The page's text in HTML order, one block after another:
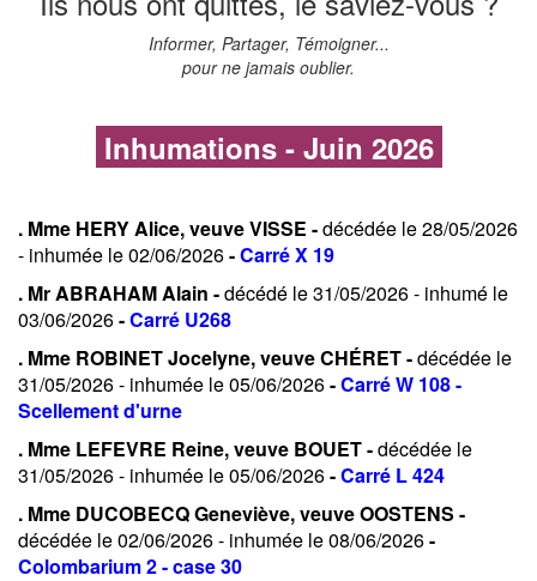
Informer, Partager, Témoigner...
pour ne jamais oublier.
Inhumations - Juin 2026
. Mme HERY Alice, veuve VISSE -décédée le 28/05/2026
- inhumée le 02/06/2026-Carré X 19
. Mr ABRAHAM Alain -décédé le 31/05/2026 - inhumé le
03/06/2026-Carré U268
. Mme ROBINET Jocelyne, veuve CHÉRET -décédée le
31/05/2026 - inhumée le 05/06/2026-Carré W 108 -
Scellement d'urne
. Mme LEFEVRE Reine, veuve BOUET -décédée le
31/05/2026 - inhumée le 05/06/2026-Carré L 424
. Mme DUCOBECQ Geneviève, veuve OOSTENS -
décédée le 02/06/2026 - inhumée le 08/06/2026-
Colombarium 2 - case 30